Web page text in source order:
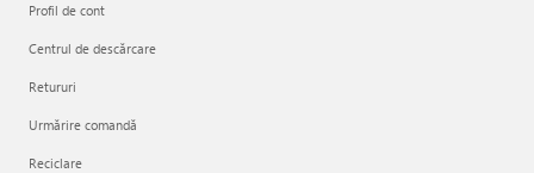
Profil de cont
Centrul de descărcare
Retururi
Urmărire comandă
Reciclare